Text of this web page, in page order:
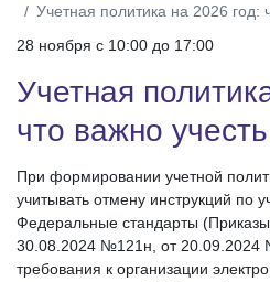
Учетная политика на 2026 год:
28 ноября c 10:00 до 17:00
Учетная
что важно
При формировании учетной
учитывать отмену инструкций по
Федеральные стандарты
30.08.2024 №121н, от
требования к организации